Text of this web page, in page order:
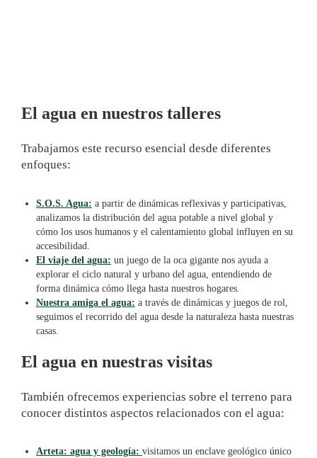
El agua en nuestros talleres
Trabajamos este recurso esencial desde diferentes
enfoques:
S.O.S. Agua: a partir de dinámicas reflexivas y participativas,
analizamos la distribución del agua potable a nivel global y
cómo los usos humanos y el calentamiento global influyen en su
accesibilidad.
El viaje del agua: un juego de la oca gigante nos ayuda a
explorar el ciclo natural y urbano del agua, entendiendo de
forma dinámica cómo llega hasta nuestros hogares.
Nuestra amiga el agua: a través de dinámicas y juegos de rol,
seguimos el recorrido del agua desde la naturaleza hasta nuestras
casas.
El agua en nuestras visitas
También ofrecemos experiencias sobre el terreno para
conocer distintos aspectos relacionados con el agua:
Arteta: agua y geología: visitamos un enclave geológico único